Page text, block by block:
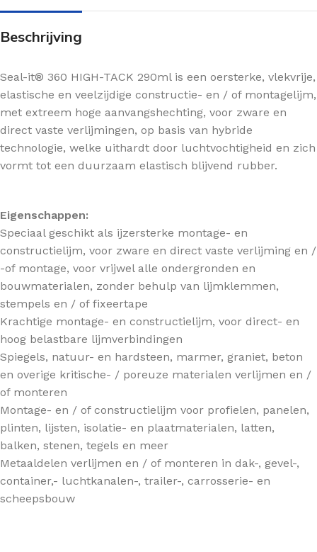
Beschrijving
Seal-it® 360 HIGH-TACK 290ml is een oersterke, vlekvrije,
elastische en veelzijdige constructie- en / of montagelijm,
met extreem hoge aanvangshechting, voor zware en
direct vaste verlijmingen, op basis van hybride
technologie, welke uithardt door luchtvochtigheid en zich
vormt tot een duurzaam elastisch blijvend rubber.
Eigenschappen:
Speciaal geschikt als ijzersterke montage- en
constructielijm, voor zware en direct vaste verlijming en /
-of montage, voor vrijwel alle ondergronden en
bouwmaterialen, zonder behulp van lijmklemmen,
stempels en / of fixeertape
Krachtige montage- en constructielijm, voor direct- en
hoog belastbare lijmverbindingen
Spiegels, natuur- en hardsteen, marmer, graniet, beton
en overige kritische- / poreuze materialen verlijmen en /
of monteren
Montage- en / of constructielijm voor profielen, panelen,
plinten, lijsten, isolatie- en plaatmaterialen, latten,
balken, stenen, tegels en meer
Metaaldelen verlijmen en / of monteren in dak-, gevel-,
container,- luchtkanalen-, trailer-, carrosserie- en
scheepsbouw